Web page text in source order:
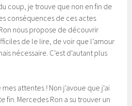
coup, je trouve que non en fin de
conséquences de ces actes
nous propose de découvrir
de le lire, de voir que l’amour
nécessaire. C’est d’autant plus
attentes ! Non j’avoue que j’ai
fin. Mercedes Ron a su trouver un